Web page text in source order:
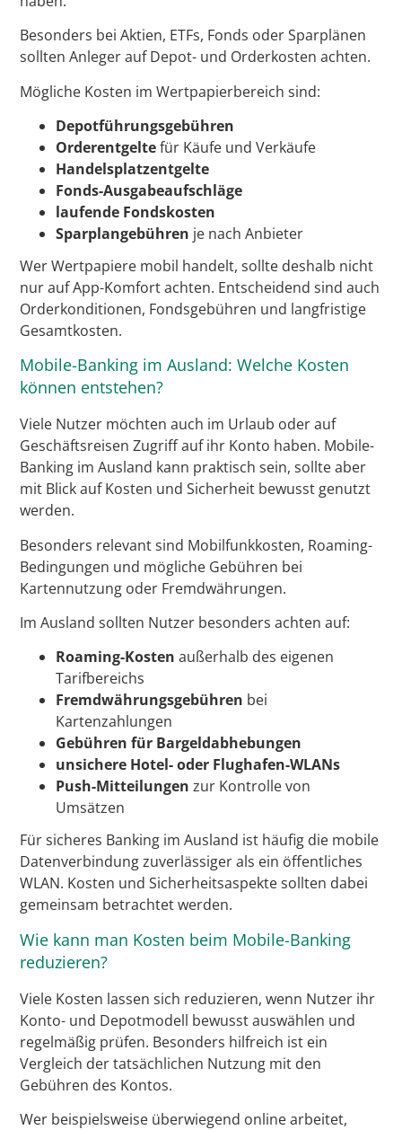
Besonders bei Aktien, ETFs, Fonds oder Sparplänen
sollten Anleger auf Depot- und Orderkosten achten.
Mögliche Kosten im Wertpapierbereich sind:
Depotführungsgebühren
Orderentgeltefür Käufe und Verkäufe
Handelsplatzentgelte
Fonds-Ausgabeaufschläge
laufende Fondskosten
Sparplangebühren je nach Anbieter
Wer Wertpapiere mobil handelt, sollte deshalb nicht
nur auf App-Komfort achten. Entscheidend sind auch
Orderkonditionen, Fondsgebühren und langfristige
Gesamtkosten.
Mobile-Banking im Ausland: Welche Kosten
können entstehen?
Viele Nutzer möchten auch im Urlaub oder auf
Geschäftsreisen Zugriff auf ihr Konto haben. Mobile-
Banking im Ausland kann praktisch sein, sollte aber
mit Blick auf Kosten und Sicherheit bewusst genutzt
werden.
Besonders relevant sind Mobilfunkkosten, Roaming-
Bedingungen und mögliche Gebühren bei
Kartennutzung oder Fremdwährungen.
Im Ausland sollten Nutzer besonders achten auf:
Roaming-Kosten außerhalb des eigenen
Tarifbereichs
Fremdwährungsgebühren bei
Kartenzahlungen
Gebühren für Bargeldabhebungen
unsichere Hotel- oder Flughafen-WLANs
Push-Mitteilungen zur Kontrolle von
Umsätzen
Für sicheres Banking im Ausland ist häufig die mobile
Datenverbindung zuverlässiger als ein öffentliches
WLAN. Kosten und Sicherheitsaspekte sollten dabei
gemeinsam betrachtet werden.
Wie kann man Kosten beim Mobile-Banking
reduzieren?
Viele Kosten lassen sich reduzieren, wenn Nutzer ihr
Konto- und Depotmodell bewusst auswählen und
regelmäßig prüfen. Besonders hilfreich ist ein
Vergleich der tatsächlichen Nutzung mit den
Gebühren des Kontos.
Wer beispielsweise überwiegend online arbeitet,